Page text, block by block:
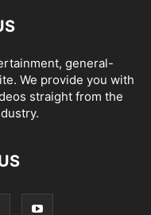
general-
We provide you with
straight from the